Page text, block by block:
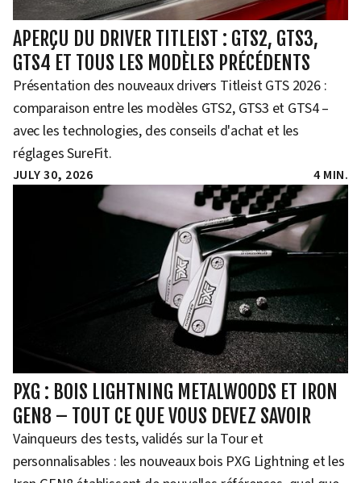
APERÇU DU DRIVER TITLEIST : GTS2, GTS3,
GTS4 ET TOUS LES MODÈLES PRÉCÉDENTS
Présentation des nouveaux drivers Titleist GTS 2026 :
comparaison entre les modèles GTS2, GTS3 et GTS4 –
avec les technologies, des conseils d'achat et les
réglages SureFit.
JULY 30, 2026 4 MIN.
PXG : BOIS LIGHTNING METALWOODS ET IRON
GEN8 – TOUT CE QUE VOUS DEVEZ SAVOIR
Vainqueurs des tests, validés sur la Tour et
personnalisables : les nouveaux bois PXG Lightning et les